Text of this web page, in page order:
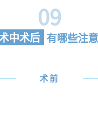
09
中术后 有哪些注
术前